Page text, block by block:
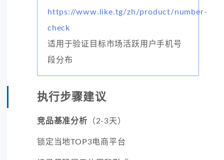
https://www.like.tg/zh/product/number-
check
适用于验证目标市场活跃用户手机号
段分布
执行步骤建议
竞品基准分析 （2-3天）
锁定当地TOP3电商平台